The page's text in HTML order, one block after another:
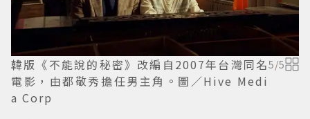
韓版《不能說的秘密》改編自2007年台灣同名
電影，由都敬秀擔任男主角。圖／Hive Medi
a Corp
5/5